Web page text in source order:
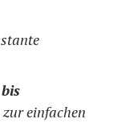
einfachen